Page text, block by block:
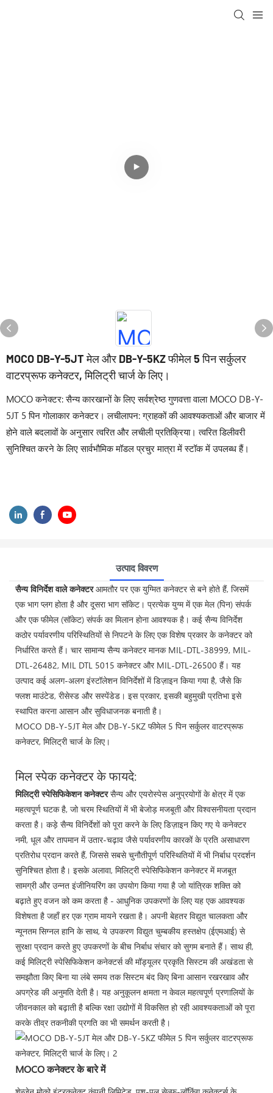
MOCO DB-Y-5JT मेल और DB-Y-5KZ फीमेल 5 पिन सर्कुलर
वाटरप्रूफ कनेक्टर, मिलिट्री चार्ज के लिए।
MOCO कनेक्टर: सैन्य कारखानों के लिए सर्वश्रेष्ठ गुणवत्ता वाला MOCO DB-Y-
5JT 5 पिन गोलाकार कनेक्टर। लचीलापन: ग्राहकों की आवश्यकताओं और बाजार में
होने वाले बदलावों के अनुसार त्वरित और लचीली प्रतिक्रिया। त्वरित डिलीवरी
सुनिश्चित करने के लिए सार्वभौमिक मॉडल प्रचुर मात्रा में स्टॉक में उपलब्ध हैं।
उत्पाद विवरण
सैन्य विनिर्देश वाले कनेक्टरआमतौर पर एक युग्मित कनेक्टर से बने होते हैं, जिसमें
एक भाग प्लग होता है और दूसरा भाग सॉकेट। प्रत्येक युग्म में एक मेल (पिन) संपर्क
और एक फीमेल (सॉकेट) संपर्क का मिलान होना आवश्यक है। कई सैन्य विनिर्देश
कठोर पर्यावरणीय परिस्थितियों से निपटने के लिए एक विशेष प्रकार के कनेक्टर को
निर्धारित करते हैं। चार सामान्य सैन्य कनेक्टर मानक MIL-DTL-38999, MIL-
DTL-26482, MIL DTL 5015 कनेक्टर और MIL-DTL-26500 हैं। यह
उत्पाद कई अलग-अलग इंस्टॉलेशन विनिर्देशों में डिज़ाइन किया गया है, जैसे कि
फ्लश माउंटेड, रीसेस्ड और सस्पेंडेड। इस प्रकार, इसकी बहुमुखी प्रतिभा इसे
स्थापित करना आसान और सुविधाजनक बनाती है।
MOCO DB-Y-5JT मेल और DB-Y-5KZ फीमेल 5 पिन सर्कुलर वाटरप्रूफ
कनेक्टर, मिलिट्री चार्ज के लिए।
मिल स्पेक कनेक्टर के फायदे:
मिलिट्री स्पेसिफिकेशन कनेक्टरसैन्य और एयरोस्पेस अनुप्रयोगों के क्षेत्र में एक
महत्वपूर्ण घटक है, जो चरम स्थितियों में भी बेजोड़ मजबूती और विश्वसनीयता प्रदान
करता है। कड़े सैन्य विनिर्देशों को पूरा करने के लिए डिज़ाइन किए गए ये कनेक्टर
नमी, धूल और तापमान में उतार-चढ़ाव जैसे पर्यावरणीय कारकों के प्रति असाधारण
प्रतिरोध प्रदान करते हैं, जिससे सबसे चुनौतीपूर्ण परिस्थितियों में भी निर्बाध प्रदर्शन
सुनिश्चित होता है। इसके अलावा, मिलिट्री स्पेसिफिकेशन कनेक्टर में मजबूत
सामग्री और उन्नत इंजीनियरिंग का उपयोग किया गया है जो यांत्रिक शक्ति को
बढ़ाते हुए वजन को कम करता है - आधुनिक उपकरणों के लिए यह एक आवश्यक
विशेषता है जहाँ हर एक ग्राम मायने रखता है। अपनी बेहतर विद्युत चालकता और
न्यूनतम सिग्नल हानि के साथ, ये उपकरण विद्युत चुम्बकीय हस्तक्षेप (ईएमआई) से
सुरक्षा प्रदान करते हुए उपकरणों के बीच निर्बाध संचार को सुगम बनाते हैं। साथ ही,
कई मिलिट्री स्पेसिफिकेशन कनेक्टर्स की मॉड्यूलर प्रकृति सिस्टम की अखंडता से
समझौता किए बिना या लंबे समय तक सिस्टम बंद किए बिना आसान रखरखाव और
अपग्रेड की अनुमति देती है। यह अनुकूलन क्षमता न केवल महत्वपूर्ण प्रणालियों के
जीवनकाल को बढ़ाती है बल्कि रक्षा उद्योगों में विकसित हो रही आवश्यकताओं को पूरा
करके तीव्र तकनीकी प्रगति का भी समर्थन करती है।
MOCO कनेक्टर के बारे में